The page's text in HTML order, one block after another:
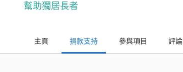
幫助獨居長者
主頁 捐款支持 參與項目 評論